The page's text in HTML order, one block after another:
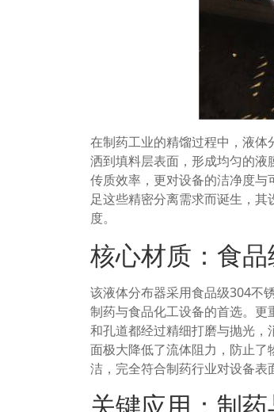
在制药工业的精馏过程中，液
洒到填料层表面，形成均匀的
传质效率，更对设备的洁净度
足这些精密分离需求而诞生，
度。
核心材质：食
该液体分布器采用食品级304不
制药与食品化工设备的首选。更
和孔道都经过精细打磨与抛光
面极大降低了流体阻力，防止
洁，完全符合制药行业对设备表
关键应用：制